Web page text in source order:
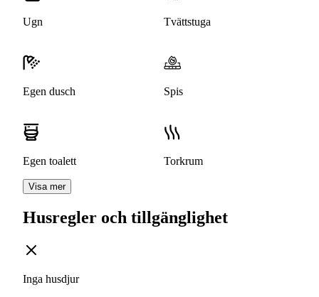
Ugn Tvättstuga
Egen dusch Spis
Egen toalett Torkrum
Visa mer
Husregler och tillgänglighet
Inga husdjur